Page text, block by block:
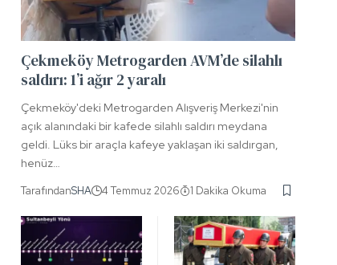
Çekmeköy Metrogarden AVM’de silahlı
saldırı: 1’i ağır 2 yaralı
Çekmeköy'deki Metrogarden Alışveriş Merkezi'nin
açık alanındaki bir kafede silahlı saldırı meydana
geldi. Lüks bir araçla kafeye yaklaşan iki saldırgan,
henüz…
TarafındanSHA 4 Temmuz 2026 1 Dakika Okuma